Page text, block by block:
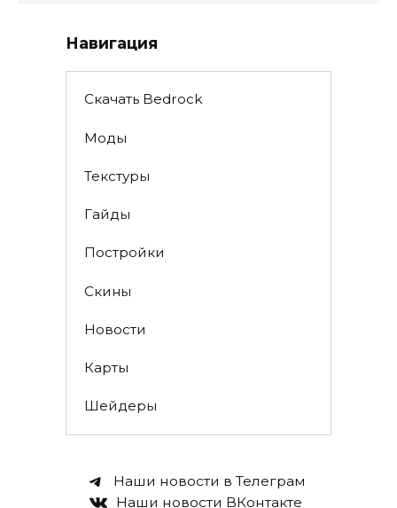
Навигация
Скачать Bedrock
Моды
Текстуры
Гайды
Постройки
Скины
Новости
Карты
Шейдеры
Наши новости в Телеграм
Наши новости ВКонтакте